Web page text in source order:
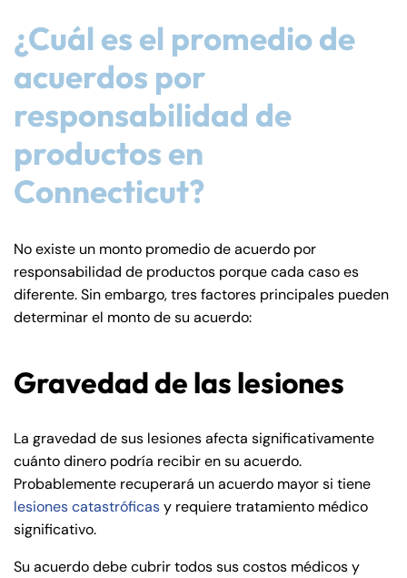
¿Cuál es el promedio de
acuerdos por
responsabilidad de
productos en
Connecticut?
No existe un monto promedio de acuerdo por
responsabilidad de productos porque cada caso es
diferente. Sin embargo, tres factores principales pueden
determinar el monto de su acuerdo:
Gravedad de las lesiones
La gravedad de sus lesiones afecta significativamente
cuánto dinero podría recibir en su acuerdo.
Probablemente recuperará un acuerdo mayor si tiene
lesiones catastróficasy requiere tratamiento médico
significativo.
Su acuerdo debe cubrir todos sus costos médicos y